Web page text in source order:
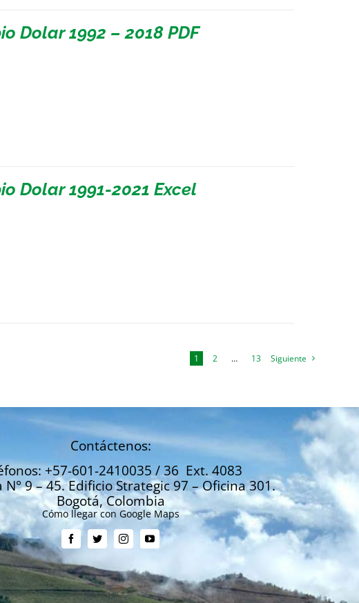
Dolar 1992 – 2018 PDF
Dolar 1991-2021 Excel
1 2 … 13 Siguiente
Contáctenos:
+57-601-2410035 / 36 Ext. 4083
N° 9 – 45. Edificio Strategic 97 – Oficina 301.
Bogotá, Colombia
Cómo llegar con Google Maps